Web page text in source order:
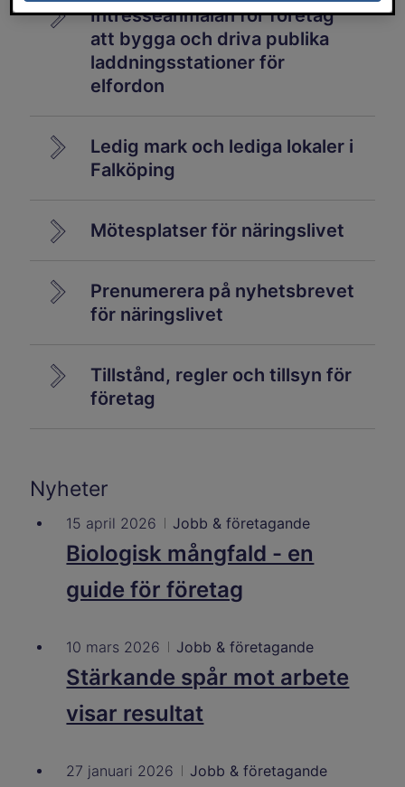
Intresseanmälan för företag
att bygga och driva publika
laddningsstationer för
elfordon
Ledig mark och lediga lokaler i
Falköping
Mötesplatser för näringslivet
Prenumerera på nyhetsbrevet
för näringslivet
Tillstånd, regler och tillsyn för
företag
Nyheter
15 april 2026 Jobb & företagande
Biologisk mångfald - en
guide för företag
10 mars 2026 Jobb & företagande
Stärkande spår mot arbete
visar resultat
27 januari 2026 Jobb & företagande